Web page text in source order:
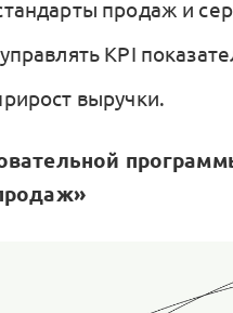
продаж и
KPI
выручки.